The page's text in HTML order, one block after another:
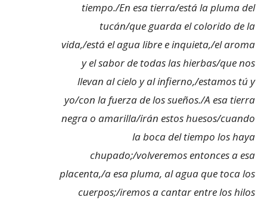
tiempo./En esa tierra/está la pluma del
tucán/que guarda el colorido de la
vida,/está el agua libre e inquieta,/el aroma
y el sabor de todas las hierbas/que nos
llevan al cielo y al infierno,/estamos tú y
yo/con la fuerza de los sueños./A esa tierra
negra o amarilla/irán estos huesos/cuando
la boca del tiempo los haya
chupado;/volveremos entonces a esa
placenta,/a esa pluma, al agua que toca los
cuerpos;/iremos a cantar entre los hilos